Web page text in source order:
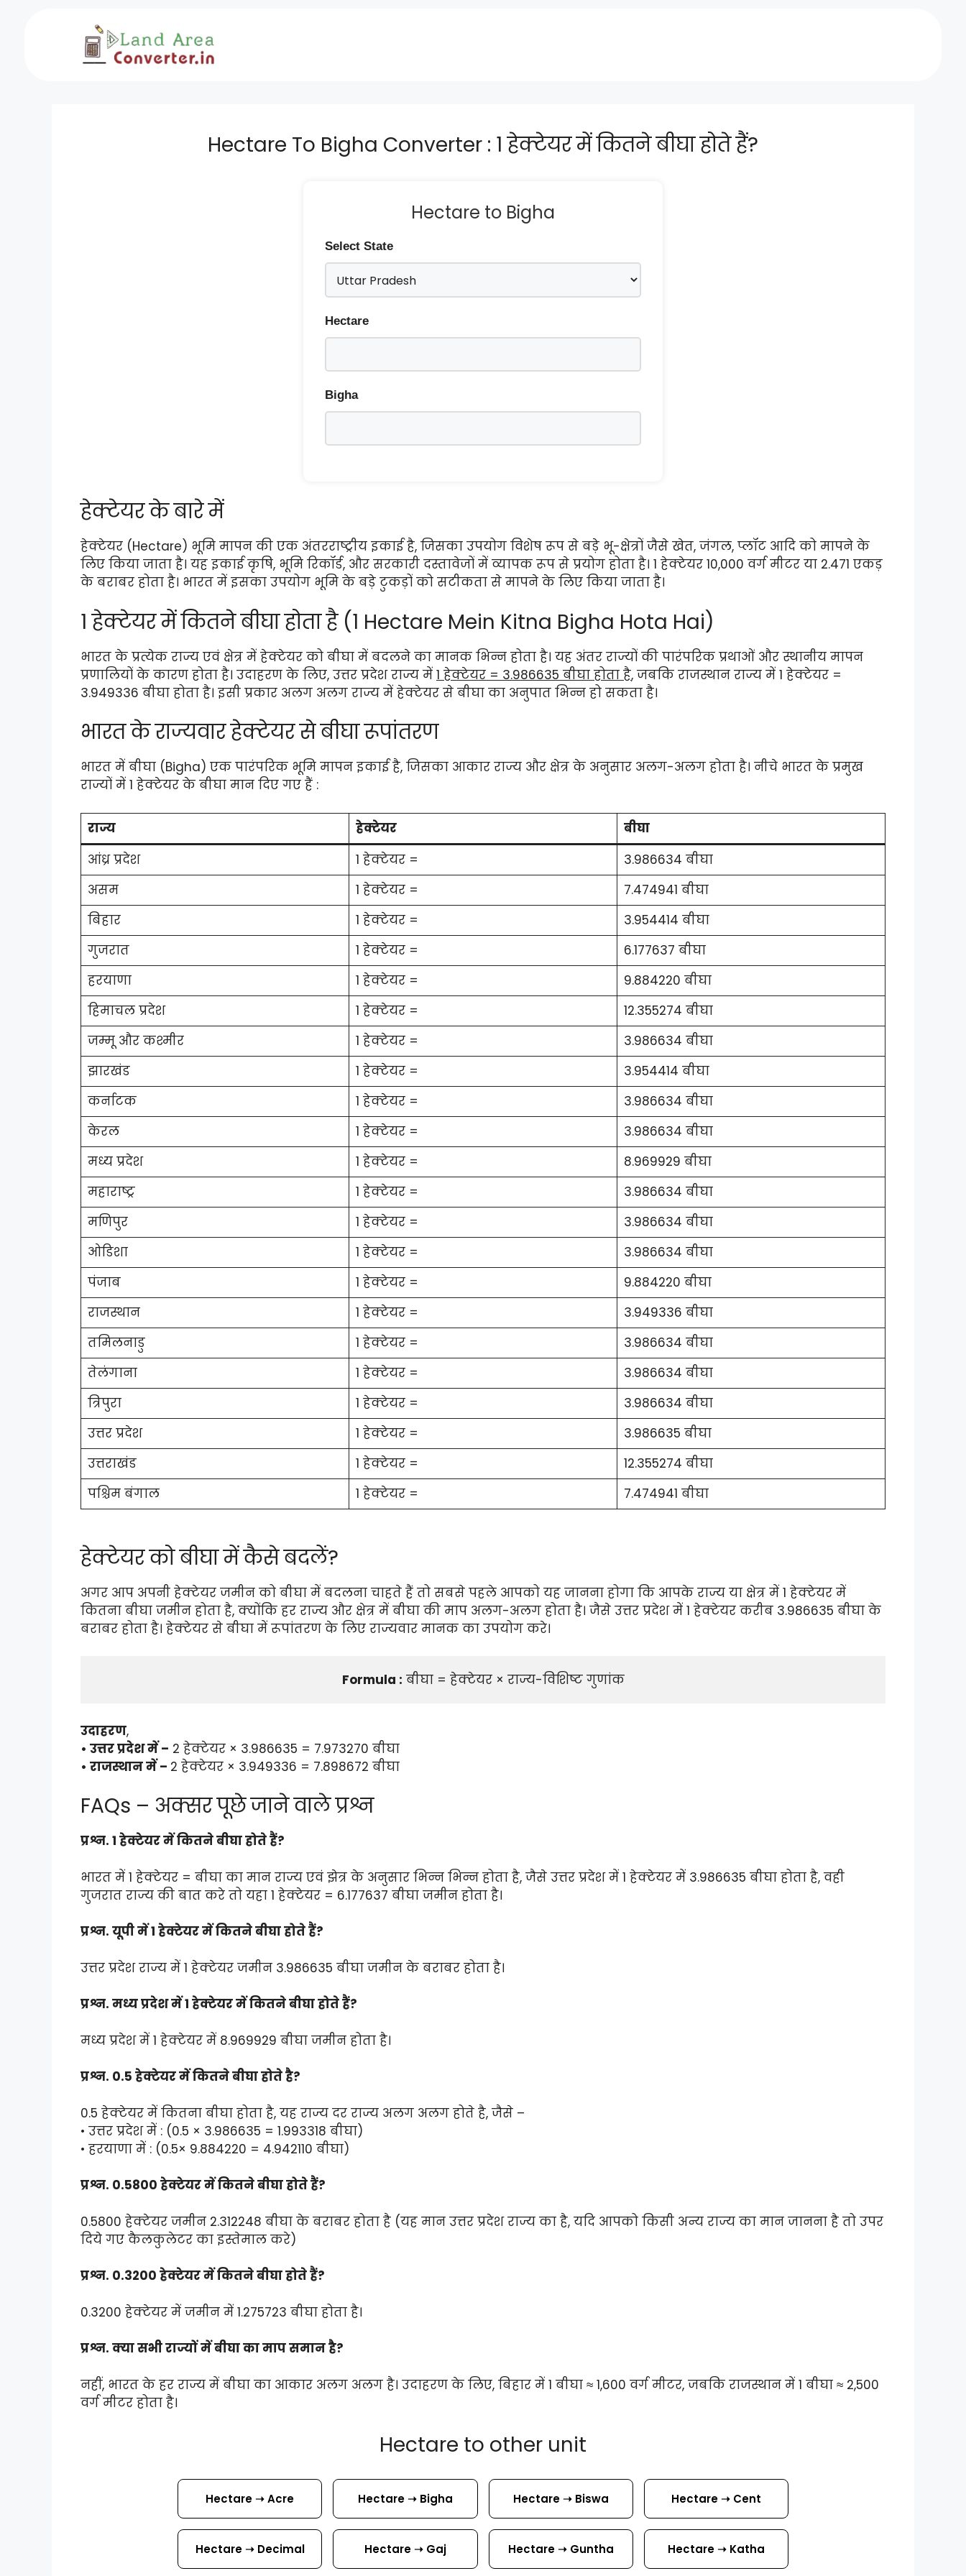
Hectare To Bigha Converter : 1 हेक्टेयर में कितने बीघा होते हैं?
Hectare to Bigha
Select State
Hectare
Bigha
हेक्टेयर के बारे में
हेक्टेयर (Hectare) भूमि मापन की एक अंतरराष्ट्रीय इकाई है, जिसका उपयोग विशेष रूप से बड़े भू-क्षेत्रों जैसे खेत, जंगल, प्लॉट आदि को मापने के
लिए किया जाता है। यह इकाई कृषि, भूमि रिकॉर्ड, और सरकारी दस्तावेजों में व्यापक रूप से प्रयोग होता है। 1 हेक्टेयर 10,000 वर्ग मीटर या 2.471 एकड़
के बराबर होता है। भारत में इसका उपयोग भूमि के बड़े टुकड़ों को सटीकता से मापने के लिए किया जाता है।
1 हेक्टेयर में कितने बीघा होता है (1 Hectare Mein Kitna Bigha Hota Hai)
भारत के प्रत्येक राज्य एवं क्षेत्र में हेक्टेयर को बीघा में बदलने का मानक भिन्न होता है। यह अंतर राज्यों की पारंपरिक प्रथाओं और स्थानीय मापन
प्रणालियों के कारण होता है। उदाहरण के लिए, उत्तर प्रदेश राज्य में 1 हेक्टेयर = 3.986635 बीघा होता है, जबकि राजस्थान राज्य में 1 हेक्टेयर =
3.949336 बीघा होता है। इसी प्रकार अलग अलग राज्य में हेक्टेयर से बीघा का अनुपात भिन्न हो सकता है।
भारत के राज्यवार हेक्टेयर से बीघा रूपांतरण
भारत में बीघा (Bigha) एक पारंपरिक भूमि मापन इकाई है, जिसका आकार राज्य और क्षेत्र के अनुसार अलग-अलग होता है। नीचे भारत के प्रमुख
राज्यों में 1 हेक्टेयर के बीघा मान दिए गए हैं :
राज्य हेक्टेयर
बीघा
आंध्र प्रदेश
1 हेक्टेयर =
3.986634 बीघा
असम
1 हेक्टेयर =
7.474941 बीघा
बिहार
1 हेक्टेयर =
3.954414 बीघा
गुजरात
1 हेक्टेयर =
6.177637 बीघा
हरयाणा
1 हेक्टेयर =
9.884220 बीघा
हिमाचल प्रदेश
1 हेक्टेयर =
12.355274 बीघा
जम्मू और कश्मीर
1 हेक्टेयर =
3.986634 बीघा
झारखंड
1 हेक्टेयर =
3.954414 बीघा
कर्नाटक
1 हेक्टेयर =
3.986634 बीघा
केरल
1 हेक्टेयर =
3.986634 बीघा
मध्य प्रदेश
1 हेक्टेयर =
8.969929 बीघा
महाराष्ट्र
1 हेक्टेयर =
3.986634 बीघा
मणिपुर
1 हेक्टेयर =
3.986634 बीघा
ओडिशा
1 हेक्टेयर =
3.986634 बीघा
पंजाब
1 हेक्टेयर =
9.884220 बीघा
राजस्थान
1 हेक्टेयर =
3.949336 बीघा
तमिलनाडु
1 हेक्टेयर =
3.986634 बीघा
तेलंगाना
1 हेक्टेयर =
3.986634 बीघा
त्रिपुरा
1 हेक्टेयर =
3.986634 बीघा
उत्तर प्रदेश
1 हेक्टेयर =
3.986635 बीघा
उत्तराखंड
1 हेक्टेयर =
12.355274 बीघा
पश्चिम बंगाल
1 हेक्टेयर = 7.474941 बीघा
हेक्टेयर को बीघा में कैसे बदलें?
अगर आप अपनी हेक्टेयर जमीन को बीघा में बदलना चाहते हैं तो सबसे पहले आपको यह जानना होगा कि आपके राज्य या क्षेत्र में 1 हेक्टेयर में
कितना बीघा जमीन होता है, क्योंकि हर राज्य और क्षेत्र में बीघा की माप अलग-अलग होता है। जैसे उत्तर प्रदेश में 1 हेक्टेयर करीब 3.986635 बीघा के
बराबर होता है। हेक्टेयर से बीघा में रूपांतरण के लिए राज्यवार मानक का उपयोग करे।
Formula : बीघा = हेक्टेयर × राज्य-विशिष्ट गुणांक
उदाहरण,
• उत्तर प्रदेश में – 2 हेक्टेयर × 3.986635 = 7.973270 बीघा
• राजस्थान में – 2 हेक्टेयर × 3.949336 = 7.898672 बीघा
FAQs – अक्सर पूछे जाने वाले प्रश्न
प्रश्न. 1 हेक्टेयर में कितने बीघा होते हैं?
भारत में 1 हेक्टेयर = बीघा का मान राज्य एवं झेत्र के अनुसार भिन्न भिन्न होता है, जैसे उत्तर प्रदेश में 1 हेक्टेयर में 3.986635 बीघा होता है, वही
गुजरात राज्य की बात करे तो यहा 1 हेक्टेयर = 6.177637 बीघा जमीन होता है।
प्रश्न. यूपी में 1 हेक्टेयर में कितने बीघा होते हैं?
उत्तर प्रदेश राज्य में 1 हेक्टेयर जमीन 3.986635 बीघा जमीन के बराबर होता है।
प्रश्न. मध्य प्रदेश में 1 हेक्टेयर में कितने बीघा होते हैं?
मध्य प्रदेश में 1 हेक्टेयर में 8.969929 बीघा जमीन होता है।
प्रश्न. 0.5 हेक्टेयर में कितने बीघा होते है?
0.5 हेक्टेयर में कितना बीघा होता है, यह राज्य दर राज्य अलग अलग होते है, जैसे –
• उत्तर प्रदेश में : (0.5 × 3.986635 = 1.993318 बीघा)
• हरयाणा में : (0.5× 9.884220 = 4.942110 बीघा)
प्रश्न. 0.5800 हेक्टेयर में कितने बीघा होते हैं?
0.5800 हेक्टेयर जमीन 2.312248 बीघा के बराबर होता है (यह मान उत्तर प्रदेश राज्य का है, यदि आपको किसी अन्य राज्य का मान जानना है तो उपर
दिये गए कैलकुलेटर का इस्तेमाल करे)
प्रश्न. 0.3200 हेक्टेयर में कितने बीघा होते हैं?
0.3200 हेक्टेयर में जमीन में 1.275723 बीघा होता है।
प्रश्न. क्या सभी राज्यों में बीघा का माप समान है?
नहीं, भारत के हर राज्य में बीघा का आकार अलग अलग है। उदाहरण के लिए, बिहार में 1 बीघा ≈ 1,600 वर्ग मीटर, जबकि राजस्थान में 1 बीघा ≈ 2,500
वर्ग मीटर होता है।
Hectare to other unit
Hectare ➝ Acre Hectare ➝ Bigha Hectare ➝ Biswa Hectare ➝ Cent
Hectare ➝ Decimal Hectare ➝ Gaj Hectare ➝ Guntha Hectare ➝ Katha